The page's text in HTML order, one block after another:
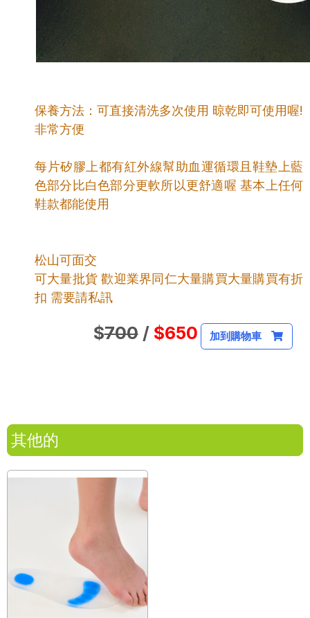
保養方法：可直接清洗多次使用 晾乾即可使用喔!
非常方便
每片矽膠上都有紅外線幫助血運循環且鞋墊上藍
色部分比白色部分更軟所以更舒適喔 基本上任何
鞋款都能使用
松山可面交
可大量批貨 歡迎業界同仁大量購買大量購買有折
扣 需要請私訊
$700/ $650 加到購物車
其他的